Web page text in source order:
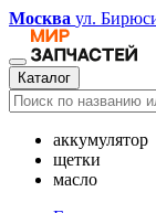
Москва ул.
Каталог
аккумулятор
щетки
масло